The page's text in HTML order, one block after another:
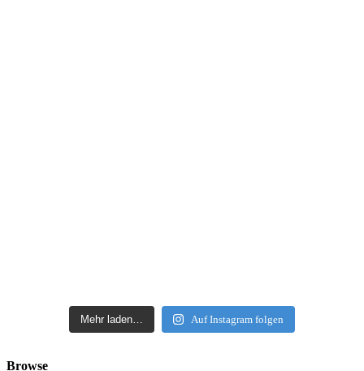
Mehr laden… Auf Instagram folgen
Browse